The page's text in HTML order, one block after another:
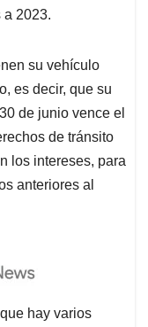
a 2023.
su vehículo
es decir, que su
de junio vence el
de tránsito
los intereses, para
anteriores al
hay varios